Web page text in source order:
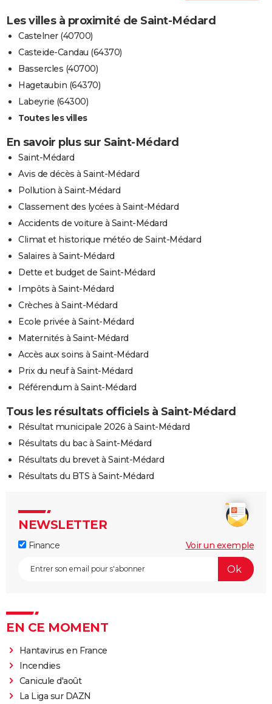
Les villes à proximité de Saint-Médard
Castelner (40700)
Casteide-Candau (64370)
Bassercles (40700)
Hagetaubin (64370)
Labeyrie (64300)
Toutes les villes
En savoir plus sur Saint-Médard
Saint-Médard
Avis de décès à Saint-Médard
Pollution à Saint-Médard
Classement des lycées à Saint-Médard
Accidents de voiture à Saint-Médard
Climat et historique météo de Saint-Médard
Salaires à Saint-Médard
Dette et budget de Saint-Médard
Impôts à Saint-Médard
Crèches à Saint-Médard
Ecole privée à Saint-Médard
Maternités à Saint-Médard
Accès aux soins à Saint-Médard
Prix du neuf à Saint-Médard
Référendum à Saint-Médard
Tous les résultats officiels à Saint-Médard
Résultat municipale 2026 à Saint-Médard
Résultats du bac à Saint-Médard
Résultats du brevet à Saint-Médard
Résultats du BTS à Saint-Médard
NEWSLETTER
Finance Voir un exemple
EN CE MOMENT
Hantavirus en France
Incendies
Canicule d'août
La Liga sur DAZN